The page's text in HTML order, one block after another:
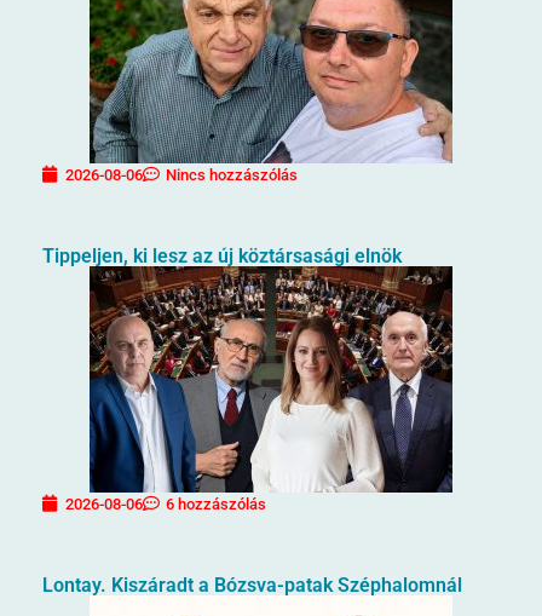
2026-08-06 Nincs hozzászólás
Tippeljen, ki lesz az új köztársasági elnök
2026-08-06 6 hozzászólás
Lontay. Kiszáradt a Bózsva-patak Széphalomnál